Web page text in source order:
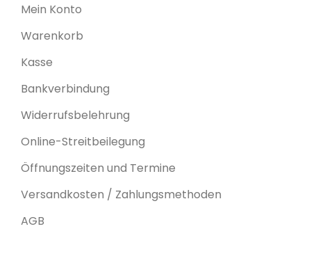
Mein Konto
Warenkorb
Kasse
Bankverbindung
Widerrufsbelehrung
Online-Streitbeilegung
Öffnungszeiten und Termine
Versandkosten / Zahlungsmethoden
AGB